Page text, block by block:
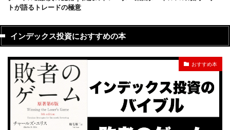
トが語るトレードの極意
インデックス投資におすすめの本
おすすめ本